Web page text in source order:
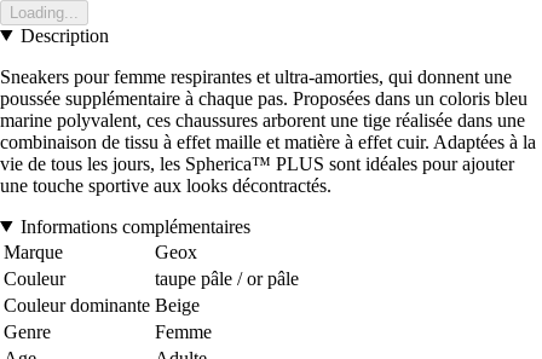
Loading...
Description
Sneakers pour femme respirantes et ultra-amorties, qui donnent une
poussée supplémentaire à chaque pas. Proposées dans un coloris bleu
marine polyvalent, ces chaussures arborent une tige réalisée dans une
combinaison de tissu à effet maille et matière à effet cuir. Adaptées à la
vie de tous les jours, les Spherica™ PLUS sont idéales pour ajouter
une touche sportive aux looks décontractés.
Informations complémentaires
Marque
Geox
Couleur
taupe pâle / or pâle
Couleur dominante Beige
Genre
Femme